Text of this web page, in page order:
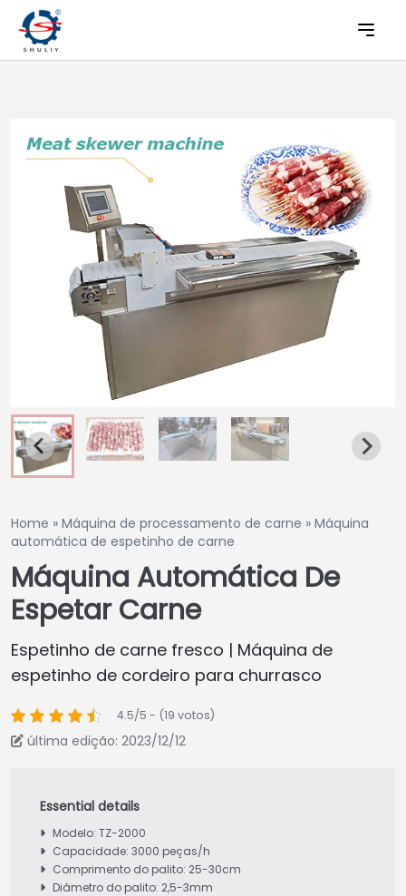
Home » Máquina de processamento de carne » Máquina
automática de espetinho de carne
Máquina Automática De
Espetar Carne
Espetinho de carne fresco | Máquina de
espetinho de cordeiro para churrasco
4.5/5 - (19 votos)
última edição: 2023/12/12
Modelo: TZ-2000
Capacidade: 3000 peças/h
Comprimento do palito: 25-30cm
Diâmetro do palito: 2,5-3mm